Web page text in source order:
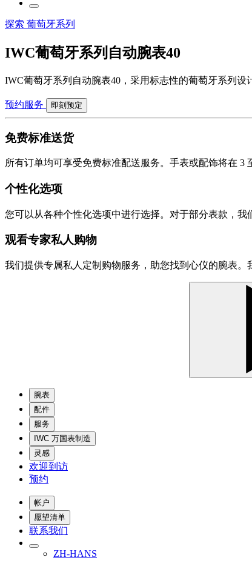
探索 葡萄牙系列
IWC葡萄牙系列自动腕表40
IWC葡萄牙系列自动腕表40，采用标志性的葡萄牙系列设
预约服务 即刻预定
免费标准送货
所有订单均可享受免费标准配送服务。手表或配饰将在 3
个性化选项
您可以从各种个性化选项中进行选择。对于部分表款，
观看专家私人购物
我们提供专属私人定制购物服务，助您找到心仪的腕表
腕表
配件
服务
IWC 万国表制造
灵感
欢迎到访
预约
帐户
愿望清单
联系我们
ZH-HANS